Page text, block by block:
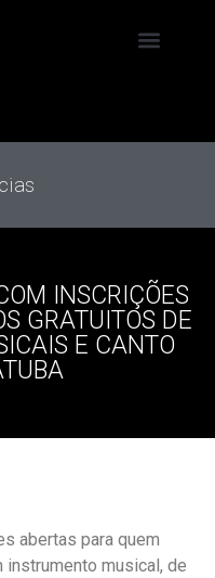
INSCRIÇÕES
GRATUITOS DE
E CANTO
abertas para quem
instrumento musical, de